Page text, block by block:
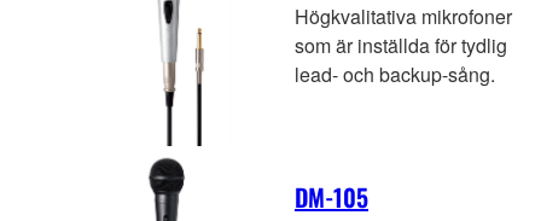
Högkvalitativa mikrofoner
som är inställda för tydlig
lead- och backup-sång.
DM-105